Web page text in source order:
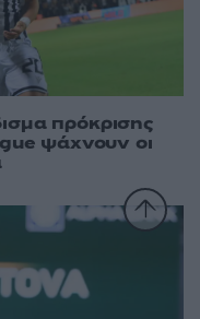
πρόκρισης
ψάχνουν οι